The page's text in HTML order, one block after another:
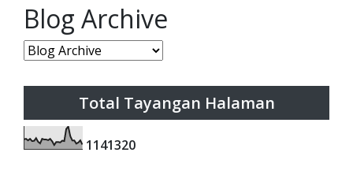
Blog Archive
Total Tayangan Halaman
1141320